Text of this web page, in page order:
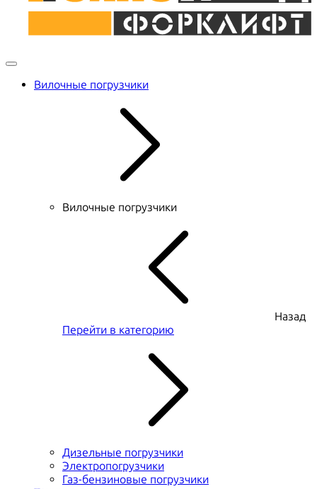
Вилочные погрузчики
Вилочные погрузчики
Назад
Перейти в категорию
Дизельные погрузчики
Электропогрузчики
Газ-бензиновые погрузчики